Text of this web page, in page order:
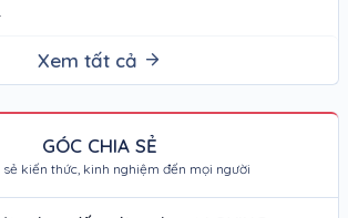
Xem tất cả
GÓC CHIA SẺ
sẻ kiến thức, kinh nghiệm đến mọi người